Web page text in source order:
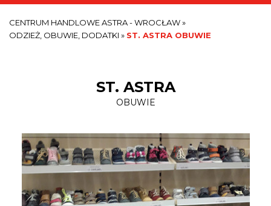
CENTRUM HANDLOWE ASTRA - WROCŁAW»
ODZIEŻ, OBUWIE, DODATKI » ST. ASTRA OBUWIE
ST. ASTRA
OBUWIE